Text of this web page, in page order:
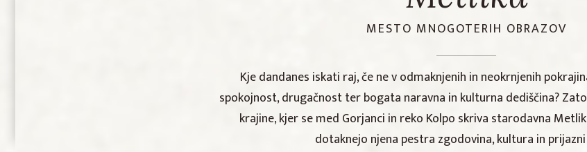
MESTO MNOGOTERIH OBRAZOV
Kje dandanes iskati raj, če ne v odmaknjenih in neokrnjenih
spokojnost, drugačnost ter bogata naravna in kulturna dediščina?
krajine, kjer se med Gorjanci in reko Kolpo skriva starodavna
dotaknejo njena pestra zgodovina, kultura in